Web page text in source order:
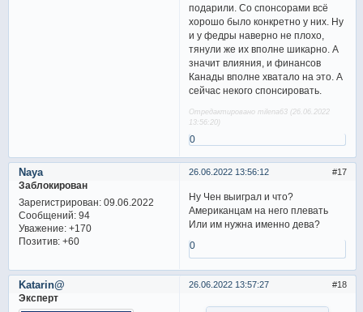
подарили. Со спонсорами всё
хорошо было конкретно у них. Ну
и у федры наверно не плохо,
тянули же их вполне шикарно. А
значит влияния, и финансов
Канады вполне хватало на это. А
сейчас некого спонсировать.
Отредактировано milena63 (26.06.2022
13:56:20)
0
17
26.06.2022 13:56:12
Naya
Заблокирован
Зарегистрирован: 09.06.2022
Сообщений:94
Уважение: +170
Позитив: +60
Ну Чен выиграл и что?
Американцам на него плевать
Или им нужна именно дева?
0
18
26.06.2022 13:57:27
Katarin@
Эксперт